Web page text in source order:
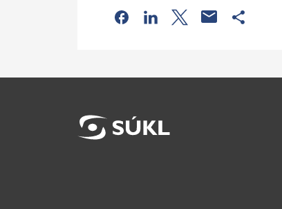
Odkaz se otevře na nové kartě
Odkaz se otevře na
Odkaz se otevře